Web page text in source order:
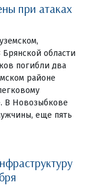
при атаках
области
погибли два
районе
В Новозыбкове
еще пять